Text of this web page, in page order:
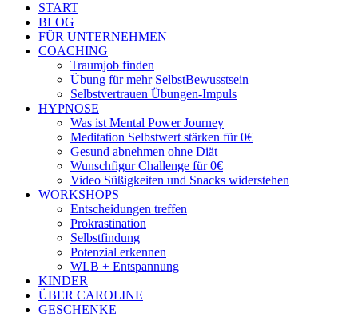
START
BLOG
FÜR UNTERNEHMEN
COACHING
Traumjob finden
Übung für mehr SelbstBewusstsein
Selbstvertrauen Übungen-Impuls
HYPNOSE
Was ist Mental Power Journey
Meditation Selbstwert stärken für 0€
Gesund abnehmen ohne Diät
Wunschfigur Challenge für 0€
Video Süßigkeiten und Snacks widerstehen
WORKSHOPS
Entscheidungen treffen
Prokrastination
Selbstfindung
Potenzial erkennen
WLB + Entspannung
KINDER
ÜBER CAROLINE
GESCHENKE